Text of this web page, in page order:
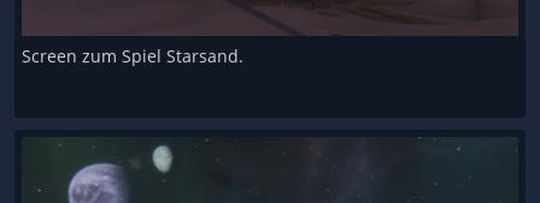
Screen zum Spiel Starsand.